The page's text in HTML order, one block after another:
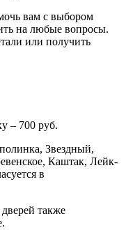
вам с выбором
на любые вопросы.
или получить
– 700 руб.
Звездный,
Каштак, Лейк-
в
также